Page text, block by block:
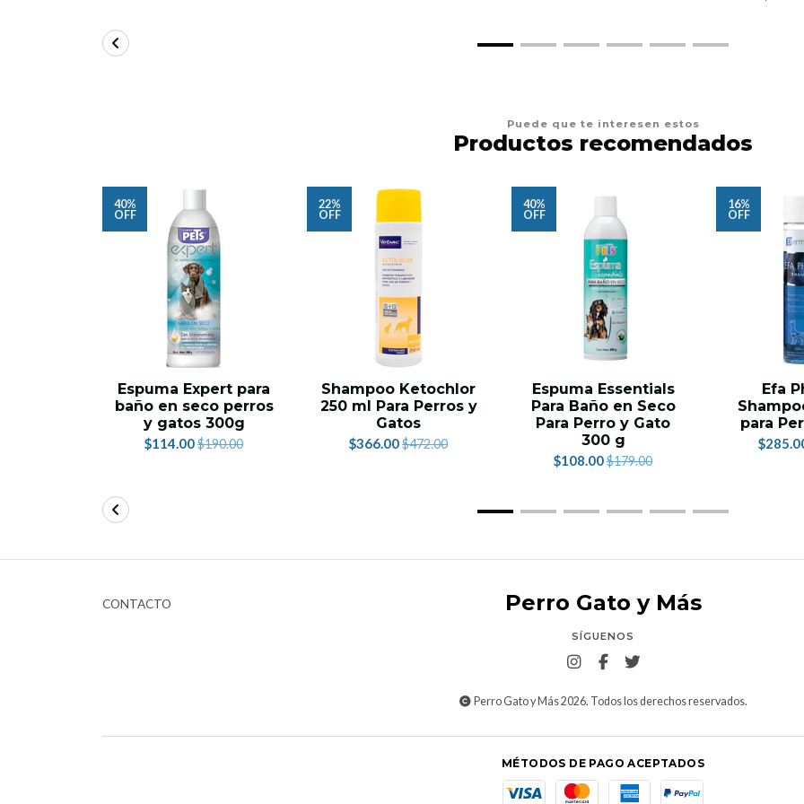
Puede que te interesen estos
Productos recomendados
40%
OFF
Espuma Expert para
baño en seco perros
y gatos 300g
$114.00$190.00
22%
OFF
Shampoo Ketochlor
250 ml Para Perros y
Gatos
$366.00$472.00
40%
OFF
Espuma Essentials
Para Baño en Seco
Para Perro y Gato
300 g
$108.00$179.00
16%
OFF
Efa
para
Perro Gato y Más
SÍGUENOS
Perro Gato y Más 2026. Todos los derechos reservados.
CONTACTO
MÉTODOS DE PAGO ACEPTADOS